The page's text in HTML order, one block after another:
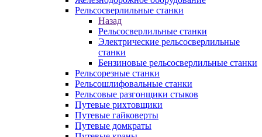
Рельсосверлильные станки
Назад
Рельсосверлильные станки
Электрические рельсосверлильные
станки
Бензиновые рельсосверлильные станки
Рельсорезные станки
Рельсошлифовальные станки
Рельсовые разгонщики стыков
Путевые рихтовщики
Путевые гайковерты
Путевые домкраты